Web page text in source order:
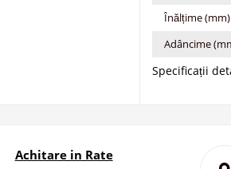
Înălțime (mm)
Adâncime
Specificații
Achitare in Rate